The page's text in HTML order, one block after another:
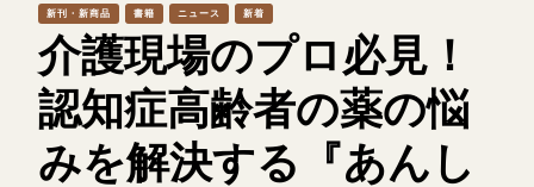
新刊・新商品 書籍 ニュース 新着
介護現場のプロ必見！
認知症高齢者の薬の悩
みを解決する『あんし